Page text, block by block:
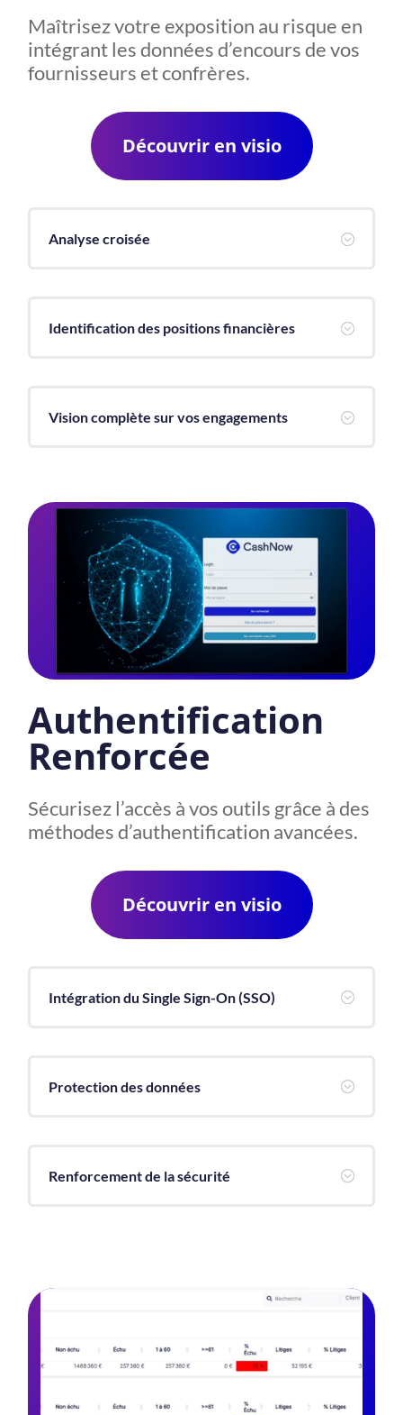
Maîtrisez votre exposition au risque en
intégrant les données d’encours de vos
fournisseurs et confrères.
Découvrir en visio
;
Analyse croisée
;
Identification des positions financières
;
Vision complète sur vos engagements
Authentification
Renforcée
Sécurisez l’accès à vos outils grâce à des
méthodes d’authentification avancées.
Découvrir en visio
;
Intégration du Single Sign-On (SSO)
;
Protection des données
;
Renforcement de la sécurité